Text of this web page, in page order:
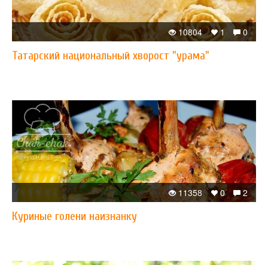
0
1
10804
Татарский национальный хворост "урама"
2
0
11358
Куриные голени наизнанку